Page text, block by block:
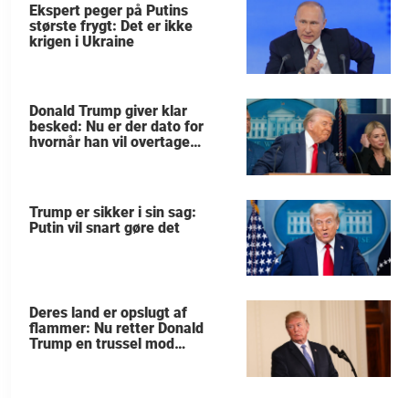
Ekspert peger på Putins
største frygt: Det er ikke
krigen i Ukraine
Donald Trump giver klar
besked: Nu er der dato for
hvornår han vil overtage
Trump er sikker i sin sag:
Putin vil snart gøre det
Deres land er opslugt af
flammer: Nu retter Donald
Trump en trussel mod